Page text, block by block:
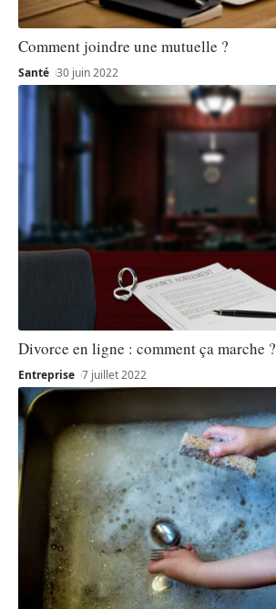
Comment joindre une mutuelle ?
Santé 30 juin 2022
Divorce en ligne : comment ça marche ?
Entreprise 7 juillet 2022